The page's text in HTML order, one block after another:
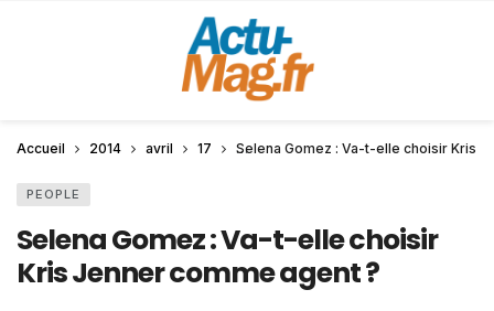
Accueil 2014 avril 17 Selena Gomez : Va-t-elle choisir Kris
PEOPLE
Selena Gomez : Va-t-elle choisir
Kris Jenner comme agent ?